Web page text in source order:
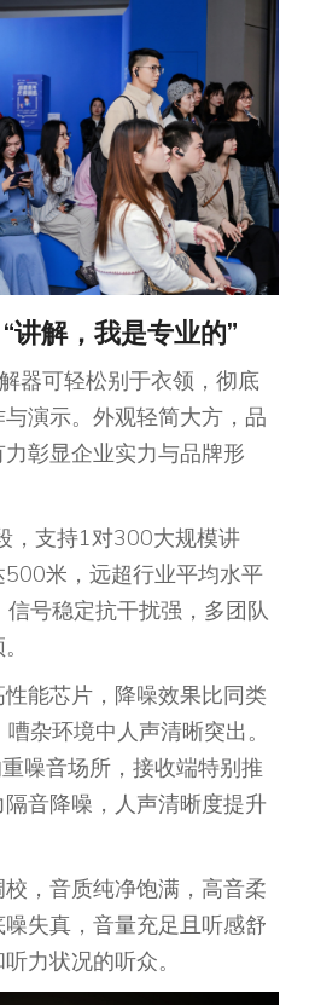
讲解，我是专业的”
器可轻松别于衣领，彻底
演示。外观轻简大方，品
彰显企业实力与品牌形
，支持1对300大规模讲
米，远超行业平均水平
信号稳定抗干扰强，多团队
能芯片，降噪效果比同类
杂环境中人声清晰突出。
噪音场所，接收端特别推
音降噪，人声清晰度提升
，音质纯净饱满，高音柔
失真，音量充足且听感舒
力状况的听众。